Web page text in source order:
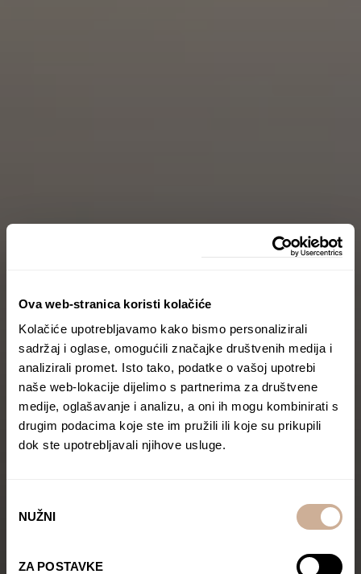
Ova web-stranica koristi kolačiće
Kolačiće upotrebljavamo kako bismo personalizirali
sadržaj i oglase, omogućili značajke društvenih medija i
analizirali promet. Isto tako, podatke o vašoj upotrebi
naše web-lokacije dijelimo s partnerima za društvene
medije, oglašavanje i analizu, a oni ih mogu kombinirati s
drugim podacima koje ste im pružili ili koje su prikupili
dok ste upotrebljavali njihove usluge.
pristanka
NUŽNI
ZA POSTAVKE